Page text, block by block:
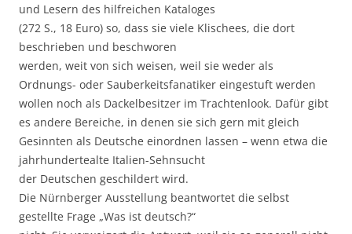
und Lesern des hilfreichen Kataloges
(272 S., 18 Euro) so, dass sie viele Klischees, die dort
beschrieben und beschworen
werden, weit von sich weisen, weil sie weder als
Ordnungs- oder Sauberkeitsfanatiker eingestuft werden
wollen noch als Dackelbesitzer im Trachtenlook. Dafür gibt
es andere Bereiche, in denen sie sich gern mit gleich
Gesinnten als Deutsche einordnen lassen – wenn etwa die
jahrhundertealte Italien-Sehnsucht
der Deutschen geschildert wird.
Die Nürnberger Ausstellung beantwortet die selbst
gestellte Frage „Was ist deutsch?“